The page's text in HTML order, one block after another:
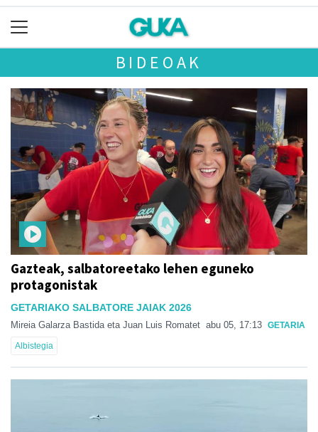
BIDEOAK
Gazteak, salbatoreetako lehen eguneko
protagonistak
GETARIAKO SALBATORE JAIAK 2026
Mireia Galarza Bastida eta Juan Luis Romatet abu 05, 17:13 GETARIA
Albistegia